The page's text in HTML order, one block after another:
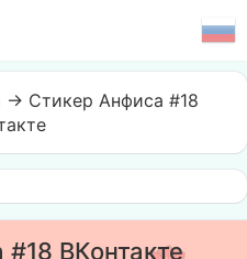
→ Стикер Анфиса #18
ВКонтакте